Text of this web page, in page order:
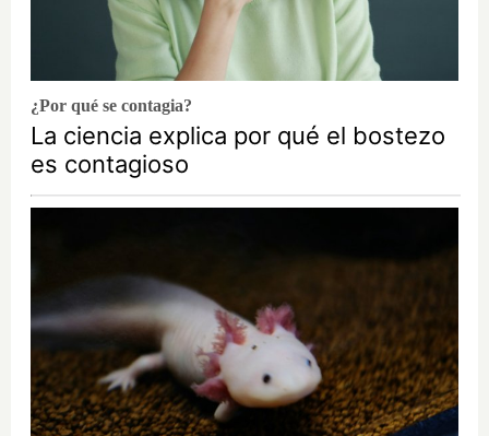
¿Por qué se contagia?
La ciencia explica por qué el bostezo
es contagioso